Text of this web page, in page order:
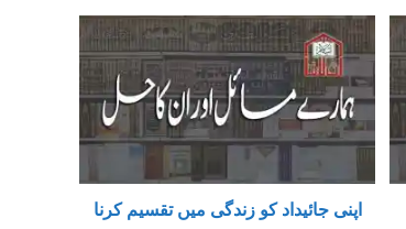
اپنی جائیداد کو زندگی میں تقسیم کرنا